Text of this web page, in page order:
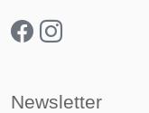
Newsletter